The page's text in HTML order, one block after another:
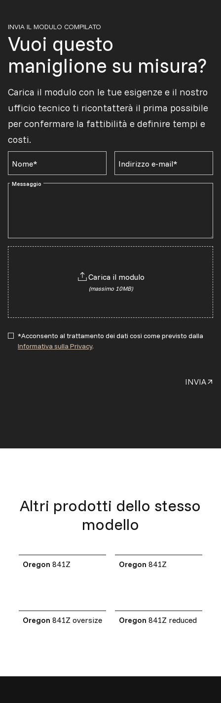
INVIA IL MODULO COMPILATO
Vuoi questo
maniglione su misura?
Carica il modulo con le tue esigenze e il nostro
ufficio tecnico ti ricontatterà il prima possibile
per confermare la fattibilità e definire tempi e
costi.
Nome* Indirizzo e-mail*
Messaggio
Carica il modulo
(massimo 10MB)
*Acconsento al trattamento dei dati così come previsto dalla
Informativa sulla Privacy.
INVIA
Altri prodotti dello stesso
modello
Oregon 841Z Oregon 841Z
Oregon 841Z oversize Oregon 841Z reduced